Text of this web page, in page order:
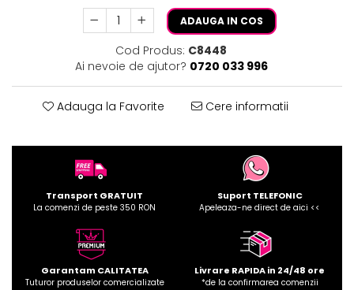
ADAUGA IN COS
Cod Produs: C8448
Ai nevoie de ajutor? 0720 033 996
Adauga la Favorite Cere informatii
Transport GRATUIT
La comenzi de peste 350 RON
Suport TELEFONIC
Apeleaza-ne direct de aici <<
Garantam CALITATEA
Tuturor produselor comercializate
Livrare RAPIDA in 24/48 ore
*de la confirmarea comenzii